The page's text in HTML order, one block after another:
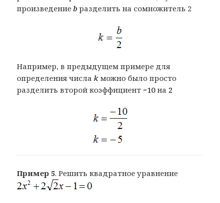
произведениеb разделить на сомножитель 2
Например, в предыдущем примере для
определения числаk можно было просто
разделить второй коэффициент −10 на 2
Пример 5. Решить квадратное уравнение